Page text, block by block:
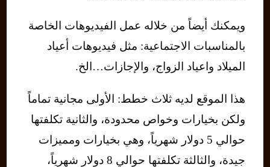
ويمكنك أيضاً من خلاله عمل الفيديوهات الخاصة
بالمناسبات الاجتماعية: مثل فيديوهات أعياد
الميلاد واعياد الزواج، والإجازات…الخ.
هذا الموقع لديه ثلاث خطط: الأولى مجانية تماماً
ولكن بخيارات وخواص محدودة، والثانية تكلفتها
حوالي 5 دولار شهرياً، وهي بخيارات ومميزات
جيدة، والثالثة تكلفتها حوالي 8 دولار شهرياً،